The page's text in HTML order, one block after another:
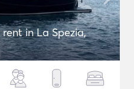
in La Spezia,